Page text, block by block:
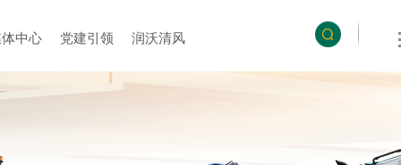
中心 党建引领 润沃清风